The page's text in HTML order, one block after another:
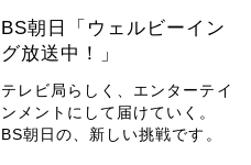
BS朝日「ウェルビーイン
グ放送中！」
テレビ局らしく、エンターテイ
ンメントにして届けていく。
BS朝日の、新しい挑戦です。